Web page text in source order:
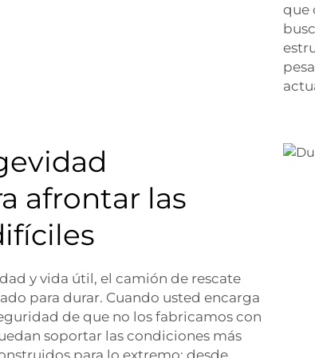
que
afrontar las
y vida útil, el camión de rescate
para durar. Cuando usted encarga
de que no los fabricamos con
soportar las condiciones más
para lo extremo: desde